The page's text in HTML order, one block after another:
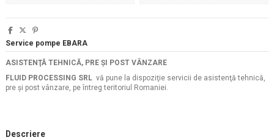
Service pompe EBARA
ASISTENŢĂ TEHNICĂ, PRE ŞI POST VÂNZARE
FLUID PROCESSING SRL vă pune la dispoziţie servicii de asistenţă tehnică,
pre şi post vânzare, pe întreg teritoriul Romaniei.
Descriere